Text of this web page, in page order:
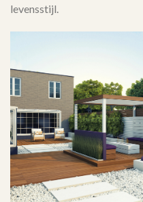
levensstijl.